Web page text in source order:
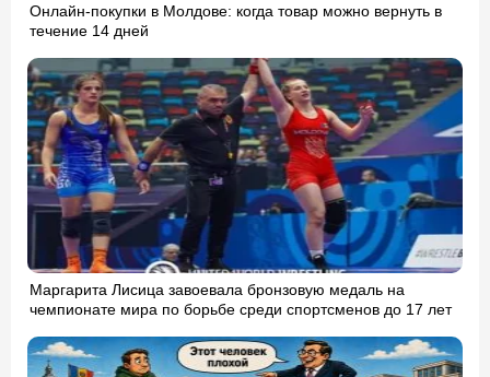
Онлайн-покупки в Молдове: когда товар можно вернуть в
течение 14 дней
Маргарита Лисица завоевала бронзовую медаль на
чемпионате мира по борьбе среди спортсменов до 17 лет